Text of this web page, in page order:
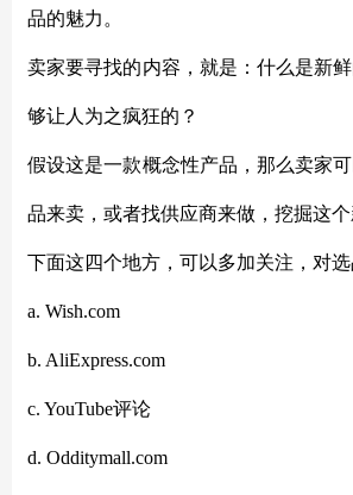
品的魅力。
卖家要寻找的内容，就是：什么是新
够让人为之疯狂的？
假设这是一款概念性产品，那么卖家
品来卖，或者找供应商来做，挖掘这个
下面这四个地方，可以多加关注，对选
a. Wish.com
b. AliExpress.com
c. YouTube评论
d. Odditymall.com